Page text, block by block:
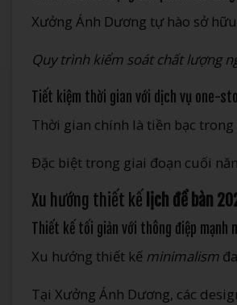
Xưởng Ánh Dương tự hào sở
Quy trình kiểm soát chất lượng
Tiết kiệm thời gian với dịch vụ one-
Thời gian chính là tiền bạc
Đặc biệt trong giai đoạn cuối
Xu hướng thiết kế lịch để bàn
Thiết kế tối giản với thông điệp mạnh
Xu hướng thiết kế minimalism
Tại Xưởng Ánh Dương, các